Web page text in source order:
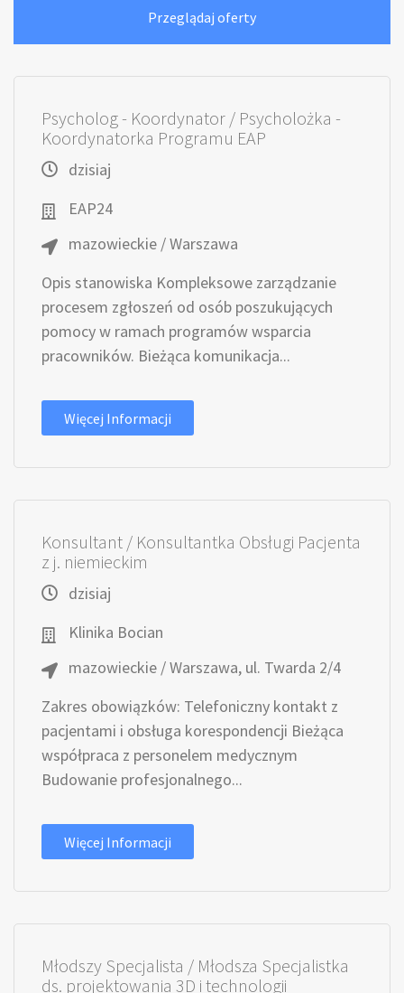
Psycholog - Koordynator / Psycholożka -
Koordynatorka Programu EAP
dzisiaj
EAP24
mazowieckie / Warszawa
Opis stanowiska Kompleksowe zarządzanie
procesem zgłoszeń od osób poszukujących
pomocy w ramach programów wsparcia
pracowników. Bieżąca komunikacja...
Więcej Informacji
Konsultant / Konsultantka Obsługi Pacjenta
z j. niemieckim
dzisiaj
Klinika Bocian
mazowieckie / Warszawa, ul. Twarda 2/4
Zakres obowiązków: Telefoniczny kontakt z
pacjentami i obsługa korespondencji Bieżąca
współpraca z personelem medycznym
Budowanie profesjonalnego...
Więcej Informacji
Młodszy Specjalista / Młodsza Specjalistka
ds. projektowania 3D i technologii